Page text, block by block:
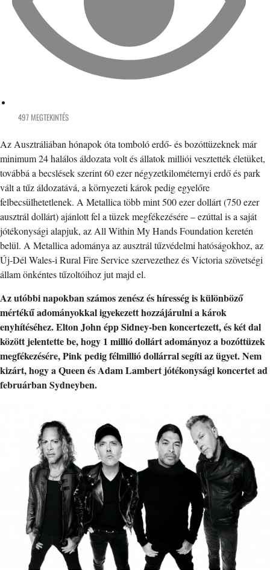
497 MEGTEKINTÉS
Az Ausztráliában hónapok óta tomboló erdő- és bozóttüzeknek már
minimum 24 halálos áldozata volt és állatok milliói vesztették életüket,
továbbá a becslések szerint 60 ezer négyzetkilométernyi erdő és park
vált a tűz áldozatává, a környezeti károk pedig egyelőre
felbecsülhetetlenek. A Metallica több mint 500 ezer dollárt (750 ezer
ausztrál dollárt) ajánlott fel a tüzek megfékezésére – ezúttal is a saját
jótékonysági alapjuk, az All Within My Hands Foundation keretén
belül. A Metallica adománya az ausztrál tűzvédelmi hatóságokhoz, az
Új-Dél Wales-i Rural Fire Service szervezethez és Victoria szövetségi
állam önkéntes tűzoltóihoz jut majd el.
Az utóbbi napokban számos zenész és híresség iskülönböző
mértékű adományokkal igyekezett hozzájárulni a károk
enyhítéséhez. Elton John épp Sidney-ben koncertezett, és két dal
között jelentette be, hogy 1 millió dollárt adományoz a bozóttüzek
megfékezésére, Pink pedig félmillió dollárral segíti az ügyet. Nem
kizárt, hogy a Queen és Adam Lambert jótékonysági koncertet ad
februárban Sydneyben.